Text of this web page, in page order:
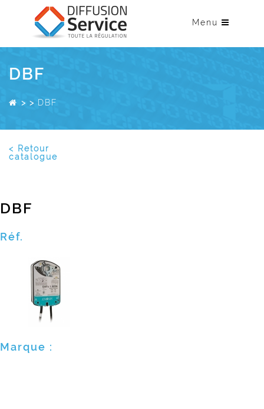
Menu
DBF
> > DBF
< Retour
catalogue
DBF
Réf.
Marque :